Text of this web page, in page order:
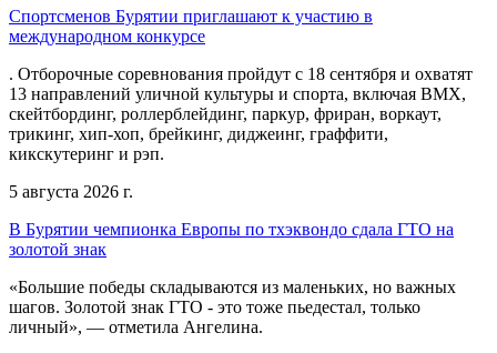
Спортсменов Бурятии приглашают к участию в
международном конкурсе
. Отборочные соревнования пройдут с 18 сентября и охватят
13 направлений уличной культуры и спорта, включая BMX,
скейтбординг, роллерблейдинг, паркур, фриран, воркаут,
трикинг, хип-хоп, брейкинг, диджеинг, граффити,
кикскутеринг и рэп.
5 августа 2026 г.
В Бурятии чемпионка Европы по тхэквондо сдала ГТО на
золотой знак
«Большие победы складываются из маленьких, но важных
шагов. Золотой знак ГТО - это тоже пьедестал, только
личный», — отметила Ангелина.